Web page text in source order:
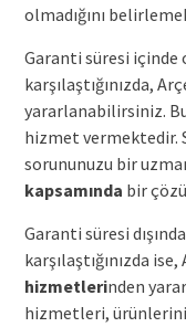
olmadığını
Garanti süresi içinde
karşılaştığınızda,
yararlanabilirsiniz.
hizmet vermektedir.
sorununuzu bir
kapsamında bir
Garanti süresi
karşılaştığınızda
hizmetlerinden
hizmetleri,